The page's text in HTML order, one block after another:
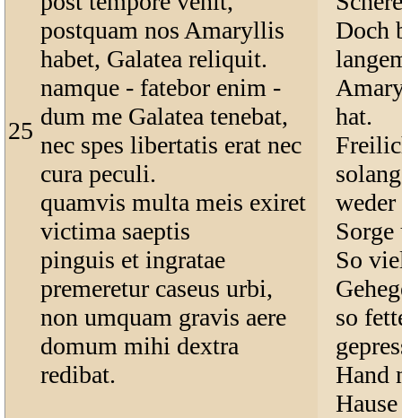
25
postquam nos Amaryllis
habet, Galatea reliquit.
namque - fatebor enim -
dum me Galatea tenebat,
nec spes libertatis erat nec
cura peculi.
quamvis multa meis exiret
victima saeptis
pinguis et ingratae
premeretur caseus urbi,
non umquam gravis aere
domum mihi dextra
redibat.
Doch
hat.
So
so
Hand